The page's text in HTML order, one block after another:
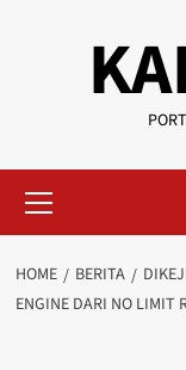
HOME BERITA
ENGINE DARI NO LIMIT